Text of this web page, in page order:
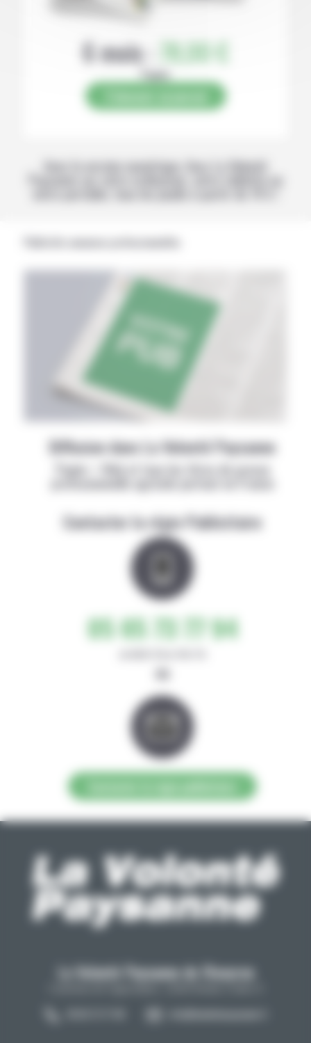
6 mois : 78,00 €
Papier
Avec la version numérique, lisez La Volonté
Paysanne sur votre ordinateur, votre tablette ou
Diffusion dans La Volonté Paysanne
Papier + Web et tous les titres de presse
Contacter la régie Publicitaire
05 65 73 77 94
ou
La Volonté Paysanne de l'Aveyron